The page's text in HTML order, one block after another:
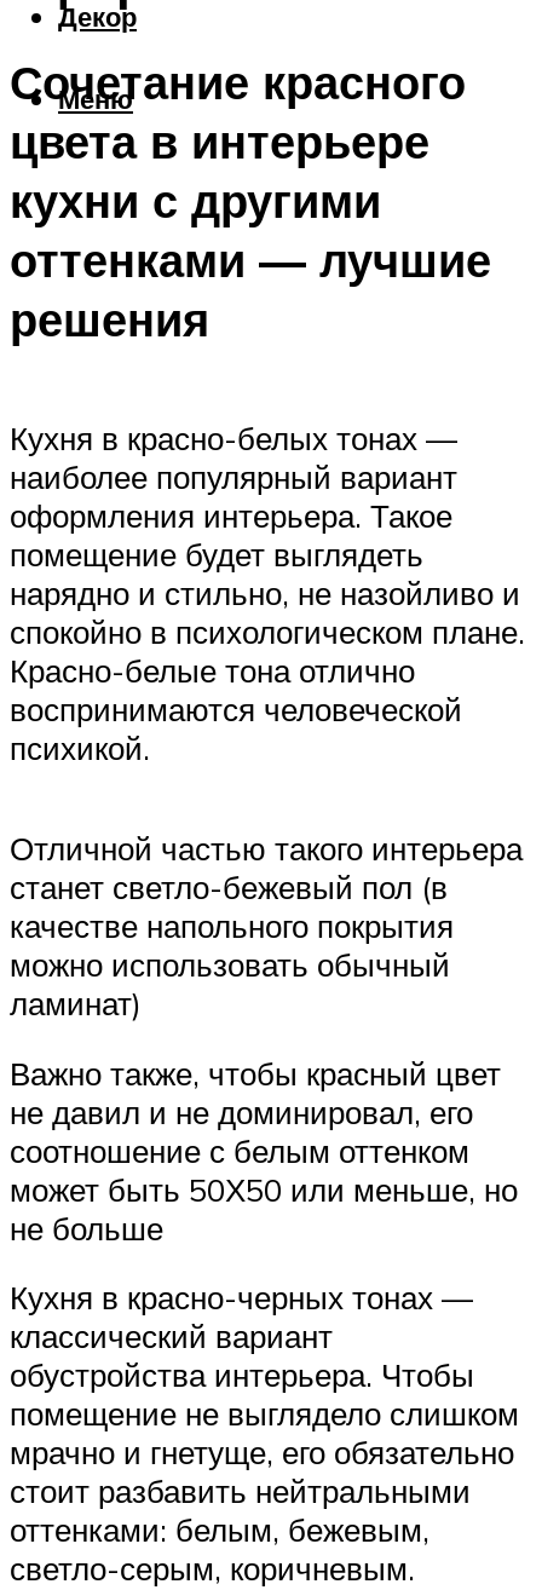
Декор
Меню
Сочетание красного
цвета в интерьере
кухни с другими
оттенками — лучшие
решения
Кухня в красно-белых тонах —
наиболее популярный вариант
оформления интерьера. Такое
помещение будет выглядеть
нарядно и стильно, не назойливо и
спокойно в психологическом плане.
Красно-белые тона отлично
воспринимаются человеческой
психикой.
Отличной частью такого интерьера
станет светло-бежевый пол (в
качестве напольного покрытия
можно использовать обычный
ламинат)
Важно также, чтобы красный цвет
не давил и не доминировал, его
соотношение с белым оттенком
может быть 50Х50 или меньше, но
не больше
Кухня в красно-черных тонах —
классический вариант
обустройства интерьера. Чтобы
помещение не выглядело слишком
мрачно и гнетуще, его обязательно
стоит разбавить нейтральными
оттенками: белым, бежевым,
светло-серым, коричневым.